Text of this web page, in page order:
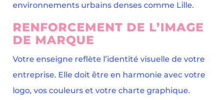
environnements urbains denses comme Lille.
RENFORCEMENT DE L’IMAGE
DE MARQUE
Votre enseigne reflète l’identité visuelle de votre
entreprise. Elle doit être en harmonie avec votre
logo, vos couleurs et votre charte graphique.